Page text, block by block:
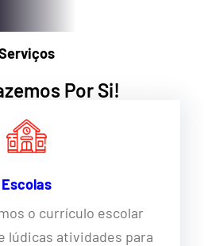
Por Si!
Escolas
o currículo escolar
lúdicas atividades para